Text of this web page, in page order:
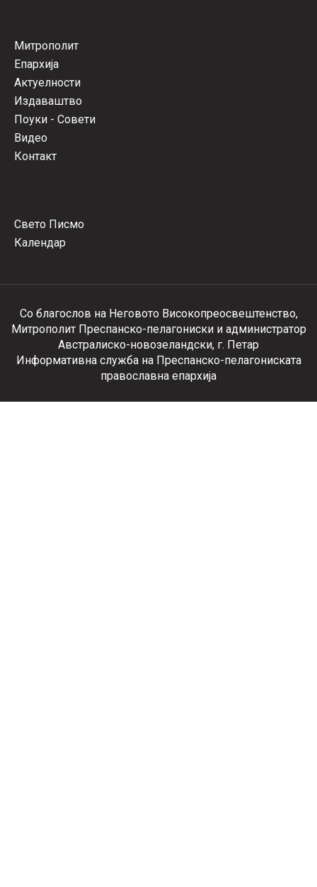
Митрополит
Епархија
Актуелности
Издаваштво
Поуки - Совети
Видео
Контакт
Свето Писмо
Календар
Со благослов на Неговото Високопреосвештенство,
Митрополит Преспанско-пелагониски и администратор
Австралиско-новозеландски, г. Петар
Информативна служба на Преспанско-пелагониската
православна епархија